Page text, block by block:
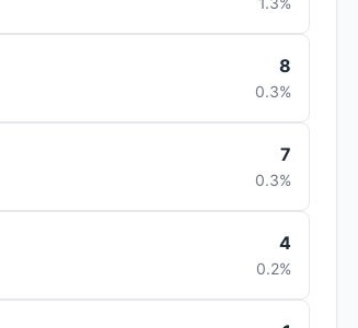
8
0.3%
7
0.3%
4
0.2%